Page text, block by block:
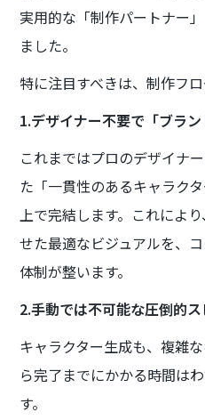
実用的な「制作パートナー
ました。
特に注目すべきは、制作フロ
1.デザイナー不要で「ブラ
これまではプロのデザイナ
た「一貫性のあるキャラク
上で完結します。これによ
せた最適なビジュアルを、
体制が整います。
2.手動では不可能な圧倒的
キャラクター生成も、複雑
ら完了までにかかる時間は
す。